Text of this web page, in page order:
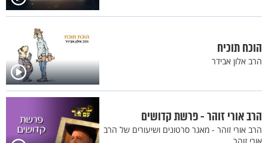
הוכח תוכיח
הרב אלון אבידר
הרב אורי זוהר - פרשת קדושים
הרב אורי זוהר - מאגר סרטונים ושיעורים של הרב